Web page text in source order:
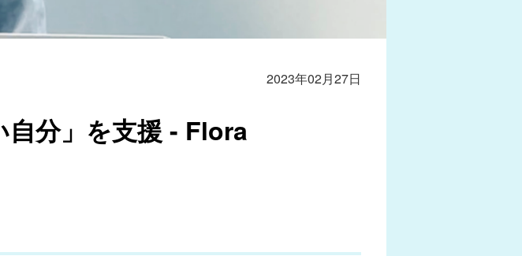
2023年02月27日
分」を支援 - Flora